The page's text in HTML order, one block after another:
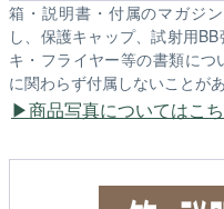
箱・説明書・付属のマガジ
し、保護キャップ、試射用
キ・フライヤー等の書類に
に関わらず付属しないことがあ
商品写真についてはこ